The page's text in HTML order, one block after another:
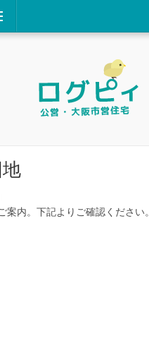
案内。下記よりご確認ください。